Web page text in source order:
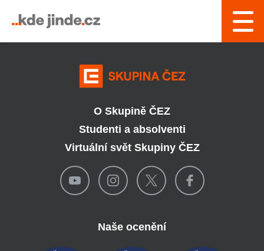
O Skupině ČEZ
Studenti a absolventi
Virtuální svět Skupiny ČEZ
Naše ocenění